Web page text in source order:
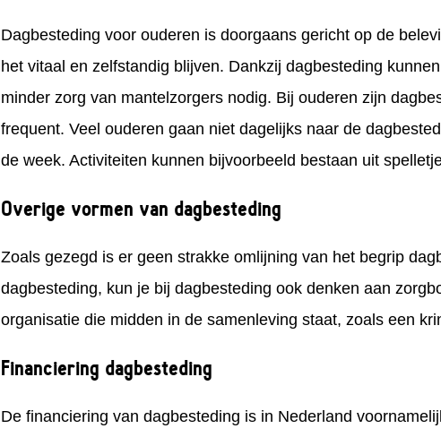
Dagbesteding voor ouderen is doorgaans gericht op de
het vitaal en zelfstandig blijven. Dankzij dagbesteding
minder zorg van mantelzorgers nodig. Bij ouderen zijn
frequent. Veel ouderen gaan niet dagelijks naar de
de week. Activiteiten kunnen bijvoorbeeld bestaan uit
Overige vormen van dagbesteding
Zoals gezegd is er geen strakke omlijning van het begrip
dagbesteding, kun je bij dagbesteding ook denken aan
organisatie die midden in de samenleving staat, zoals een
Financiering dagbesteding
De financiering van dagbesteding is in Nederland